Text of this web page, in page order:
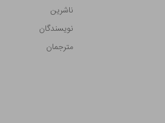
ناشرین
نویسندگان
مترجمان